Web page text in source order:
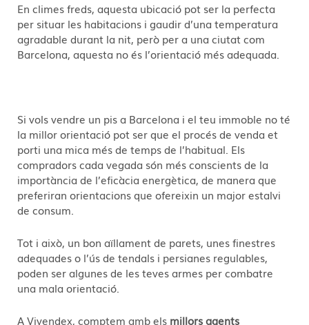
En climes freds, aquesta ubicació pot ser la perfecta
per situar les habitacions i gaudir d’una temperatura
agradable durant la nit, però per a una ciutat com
Barcelona, aquesta no és l’orientació més adequada.
Si vols vendre un pis a Barcelona i el teu immoble no té
la millor orientació pot ser que el procés de venda et
porti una mica més de temps de l’habitual. Els
compradors cada vegada són més conscients de la
importància de l’eficàcia energètica, de manera que
preferiran orientacions que ofereixin un major estalvi
de consum.
Tot i això, un bon aïllament de parets, unes finestres
adequades o l’ús de tendals i persianes regulables,
poden ser algunes de les teves armes per combatre
una mala orientació.
A Vivendex, comptem amb els millors agents